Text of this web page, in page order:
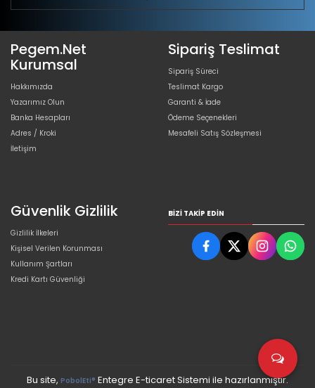
Pegem.Net
Kurumsal
Hakkımızda
Yazarımız Olun
Banka Hesapları
Adres / Kroki
İletişim
Sipariş Teslimat
Sipariş Süreci
Teslimat Kargo
Garanti & İade
Ödeme Seçenekleri
Mesafeli Satış Sözleşmesi
Güvenlik Gizlilik
Gizlilik İlkeleri
Kişisel Verilen Korunması
Kullanım Şartları
Kredi Kartı Güvenliği
BIZI TAKIP EDIN
Bu site, PobolEti® Entegre E-ticaret Sistemi ile hazırlanmıştır.